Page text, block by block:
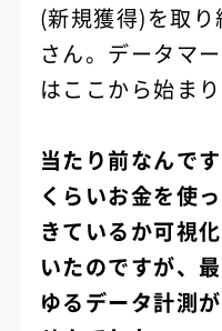
(新規獲得)を取
さん。データマ
はここから始まり
当たり前なんで
くらいお金を使
きているか可視
いたのですが、
ゆるデータ計測